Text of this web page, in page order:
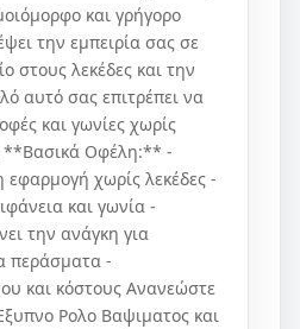
και γρήγορο
την εμπειρία σας σε
στους λεκέδες και την
αυτό σας επιτρέπει να
και γωνίες χωρίς
**Βασικά Οφέλη:** -
εφαρμογή χωρίς λεκέδες -
και γωνία -
την ανάγκη για
περάσματα -
και κόστους Ανανεώστε
Ρολο Βαψιματος και